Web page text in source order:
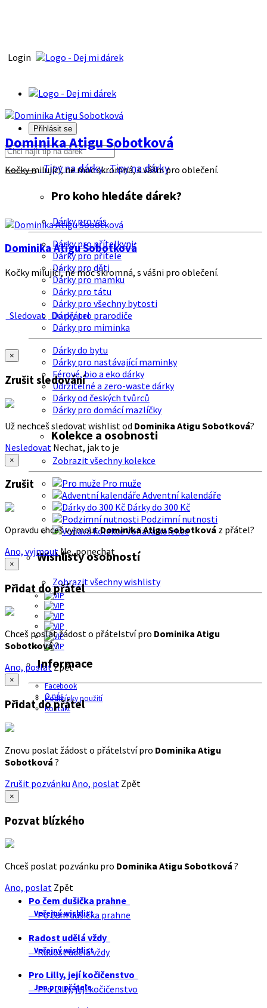
Login
Přihlásit se
Tipy na dárkyTipy na dárky
Pro koho hledáte dárek?
Dárky pro vás
Dárky pro přítelkyni
Dárky pro přítele
Dárky pro děti
Dárky pro mamku
Dárky pro tátu
Dárky pro všechny bytosti
Dárky pro prarodiče
Dárky pro miminka
Dárky do bytu
Dárky pro nastávající maminky
Férové, bio a eko dárky
Udržitelné a zero-waste dárky
Dárky od českých tvůrců
Dárky pro domácí mazlíčky
Kolekce a osobnosti
Zobrazit všechny kolekce
Pro muže
Adventní kalendáře
Dárky do 300 Kč
Podzimní nutnosti
Voňavá kolekce
Wishlisty osobností
Zobrazit všechny wishlisty
Informace
Facebook
O nás
Podmínky použití
Kontakt
Dominika Atigu Sobotková
Kočky milující, ne moc skromná, s vášni pro oblečení.
Dominika Atigu Sobotková
Kočky milující, ne moc skromná, s vášni pro oblečení.
Sledovat Do přátel
×
Zrušit sledování
Už nechceš sledovat wishlist od Dominika Atigu Sobotková?
Nesledovat Nechat, jak to je
×
Zrušit
Opravdu chceš vyjmoutDominika Atigu Sobotková z přátel?
Ano, vyjmout Ne, ponechat
×
Přidat do přátel
Chceš poslat žádost o přátelství pro Dominika Atigu
Sobotková?
Ano, poslatZpět
×
Přidat do přátel
Znovu poslat žádost o přátelství pro Dominika Atigu
Sobotková ?
Zrušit pozvánku Ano, poslat Zpět
×
Pozvat blízkého
Chceš poslat pozvánku pro Dominika Atigu Sobotková ?
Ano, poslat Zpět
Po čem dušička prahne
Veřejný wishlist
Po čem dušička prahne
Radost udělá vždy
Veřejný wishlist
Radost udělá vždy
Pro Lilly, její kočičenstvo
Jen pro přátele
Pro Lilly, její kočičenstvo